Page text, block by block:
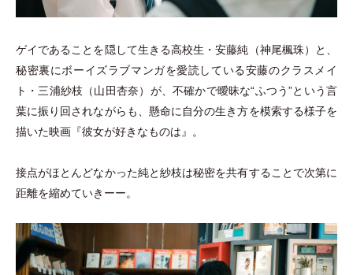
ゲイであることを隠して生きる高校生 ・安藤純 （神尾楓珠）
と、
秘密裏にボーイズラブマンガを愛読している安藤のクラスメイ
ト ・三浦紗枝 （山田杏奈） が、不確かで曖昧な“ふつう”という言
葉に振り回されながらも、懸命に自分の生き方を模索する様子を
描いた映画『彼女が好きなものは』。
接点がほとんどなかった純と紗枝は秘密を共有することで次第に
距離を縮めていきーー。